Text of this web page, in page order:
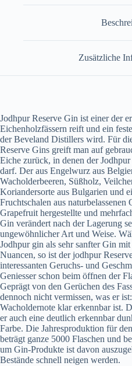
Zusätzliche
Jodhpur Reserve Gin ist einer der
Eichenholzfässern reift und ein
der Beveland Distillers wird. Für
Reserve Gins greift man auf
Eiche zurück, in denen der
darf. Der aus Engelwurz aus
Wacholderbeeren, Süßholz,
Koriandersorte aus Bulgarien und
Fruchtschalen aus naturbelassenen
Grapefruit hergestellte und
Gin verändert nach der Lagerung
ungewöhnlicher Art und Weise.
Jodhpur gin als sehr sanfter Gin
Nuancen, so ist der jodhpur
interessanten Geruchs- und
Geniesser schon beim öffnen der
Geprägt von den Gerüchen des
dennoch nicht vermissen, was er
Wacholdernote klar erkennbar ist.
er auch eine deutlich erkennbar
Farbe. Die Jahresproduktion für
beträgt ganze 5000 Flaschen und
um Gin-Produkte ist davon
Bestände schnell neigen werden.